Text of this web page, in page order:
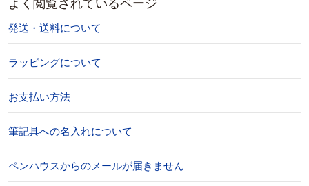
よく閲覧されているページ
発送・送料について
ラッピングについて
お支払い方法
筆記具への名入れについて
ペンハウスからのメールが届きません